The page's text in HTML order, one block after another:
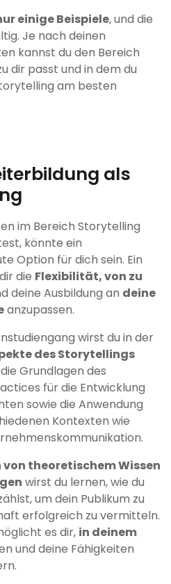
einige Beispiele, und die
Je nach deinen
kannst du den Bereich
dir passt und in dem du
am besten
als
im Bereich Storytelling
könnte ein
Option für dich sein. Ein
die Flexibilität, von zu
deine Ausbildung an deine
anzupassen.
wirst du in der
des Storytellings
Grundlagen des
für die Entwicklung
sowie die Anwendung
Kontexten wie
theoretischem Wissen
wirst du lernen, wie du
um dein Publikum zu
erfolgreich zu vermitteln.
es dir, in deinem
und deine Fähigkeiten